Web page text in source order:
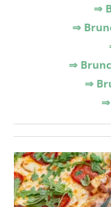
⇒
⇒
⇒
⇒
⇒